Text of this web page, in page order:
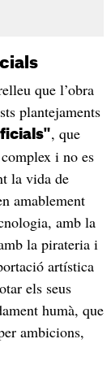
que l’obra
plantejaments
, que
i no es
la vida de
amablement
amb la
la pirateria i
artística
els seus
humà, que
ambicions,